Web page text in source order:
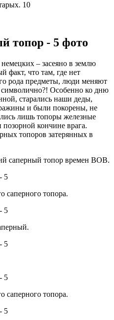
топор - 5 фото
– засеяно в землю
факт, что там, где нет
рода предметы, люди меняют
Особенно ко дню
старались наши деды,
и были покорены, не
лишь топоры железные
кончине врага.
топоров затерянных в
саперный топор времен ВОВ.
саперного топора.
саперного топора.